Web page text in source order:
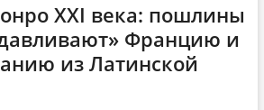
XXI века: пошлины
Францию и
из Латинской